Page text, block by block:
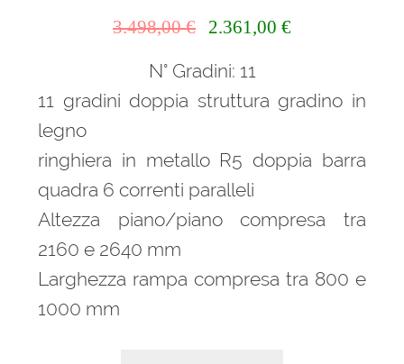
3.498,00€
originale
3.498,00 €.
2.361,00 €Il
2.361,00 €.
N° Gradini: 11
11 gradini doppia struttura gradino in
legno
ringhiera in metallo R5 doppia barra
quadra 6 correnti paralleli
Altezza piano/piano compresa tra
2160 e 2640 mm
Larghezza rampa compresa tra 800 e
1000 mm